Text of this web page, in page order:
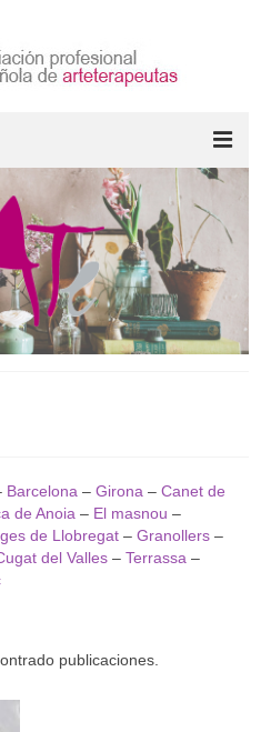
Barcelona – Girona – Canet de
de Anoia – El masnou –
de Llobregat – Granollers –
del Valles – Terrassa –
publicaciones.